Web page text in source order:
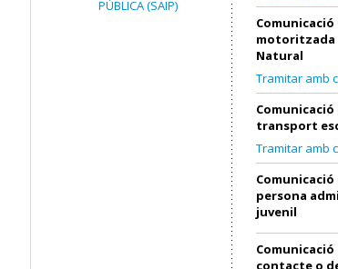
PÚBLICA (SAIP)
motoritzada
Natural
Tramitar amb
transport
Tramitar amb
persona
juvenil
contacte o